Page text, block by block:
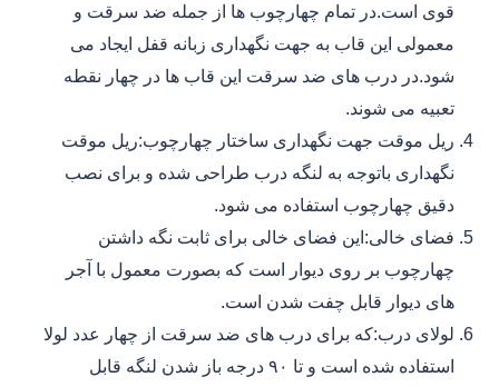
قوی است.در تمام چهارچوب ها از جمله ضد سرقت و
معمولی این قاب به جهت نگهداری زبانه قفل ایجاد می
شود.در درب های ضد سرقت این قاب ها در چهار نقطه
تعبیه می شوند.
ریل موقت جهت نگهداری ساختار چهارچوب:ریل موقت
نگهداری باتوجه به لنگه درب طراحی شده و برای نصب
دقیق چهارچوب استفاده می شود.
فضای خالی:این فضای خالی برای ثابت نگه داشتن
چهارچوب بر روی دیوار است که بصورت معمول با آجر
های دیوار قابل چفت شدن است.
لولای درب:که برای درب های ضد سرقت از چهار عدد لولا
استفاده شده است و تا ۹۰ درجه باز شدن لنگه قابل